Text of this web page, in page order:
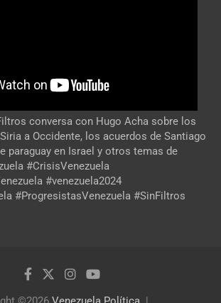
conversa con Hugo Acha sobre los
a Occidente, los acuerdos de Santiago
paraguay en Israel y otros temas de
#CrisisVenezuela
#venezuela2024
#ProgresistasVenezuela #SinFiltros